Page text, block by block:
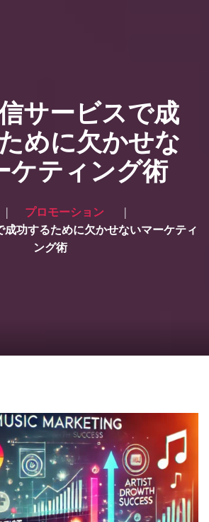
プランと価格
ショップ
ブログ
サービス一覧2
サービスで成
めに欠かせな
ケティング術
プロモーション
成功するために欠かせないマーケティ
ング術